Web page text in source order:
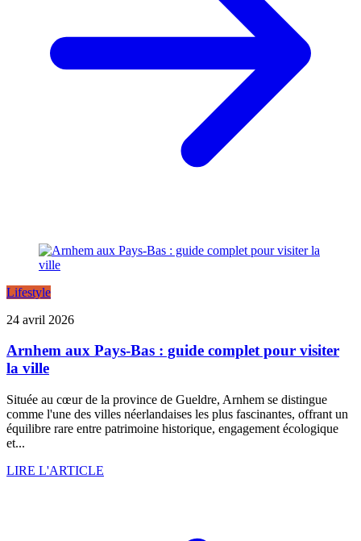
Lifestyle
24 avril 2026
Arnhem aux Pays-Bas : guide complet pour visiter
la ville
Située au cœur de la province de Gueldre, Arnhem se distingue
comme l'une des villes néerlandaises les plus fascinantes, offrant un
équilibre rare entre patrimoine historique, engagement écologique
et...
LIRE L'ARTICLE